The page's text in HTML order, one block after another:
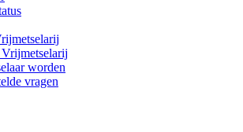
worden
vragen